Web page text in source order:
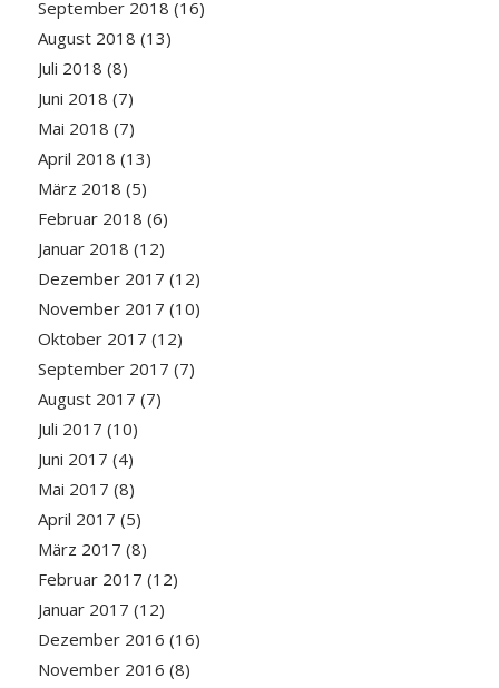
September 2018 (16)
August 2018 (13)
Juli 2018 (8)
Juni 2018 (7)
Mai 2018 (7)
April 2018 (13)
März 2018 (5)
Februar 2018 (6)
Januar 2018 (12)
Dezember 2017 (12)
November 2017 (10)
Oktober 2017 (12)
September 2017 (7)
August 2017 (7)
Juli 2017 (10)
Juni 2017 (4)
Mai 2017 (8)
April 2017 (5)
März 2017 (8)
Februar 2017 (12)
Januar 2017 (12)
Dezember 2016 (16)
November 2016 (8)